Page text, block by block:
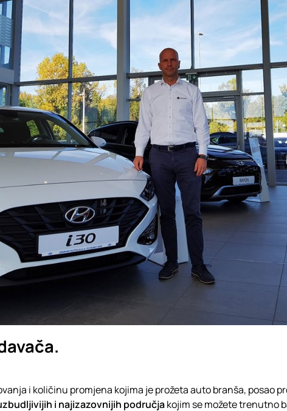
i količinu promjena kojima je prožeta auto branša, posao
i najizazovnijih područjakojim se možete trenutno